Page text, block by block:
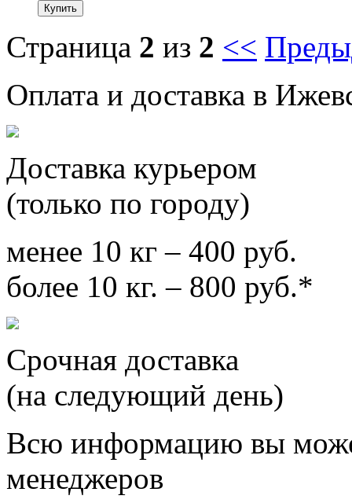
Страница 2 из 2 <<
Оплата и доставка в
Доставка курьером
(только по городу)
менее 10 кг – 400 руб.
более 10 кг. – 800 руб.*
Срочная доставка
(на следующий день)
Всю информацию вы
менеджеров